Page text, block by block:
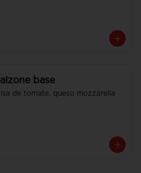
base
de tomate, queso mozzarella